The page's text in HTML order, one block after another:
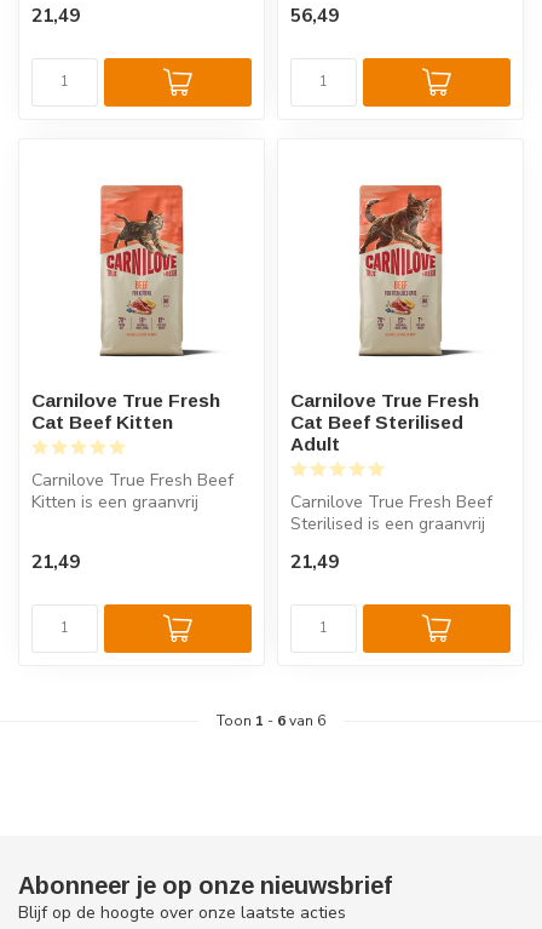
e...
21,49 56,49
Carnilove True Fresh
Cat Beef Kitten
Carnilove True Fresh Beef
Kitten is een graanvrij
21,49
Carnilove True Fresh
Cat Beef Sterilised
Adult
Carnilove True Fresh Beef
Sterilised is een graanvrij
ru...
21,49
Toon 1 - 6van 6
Abonneer je op onze nieuwsbrief
Blijf op de hoogte over onze laatste acties